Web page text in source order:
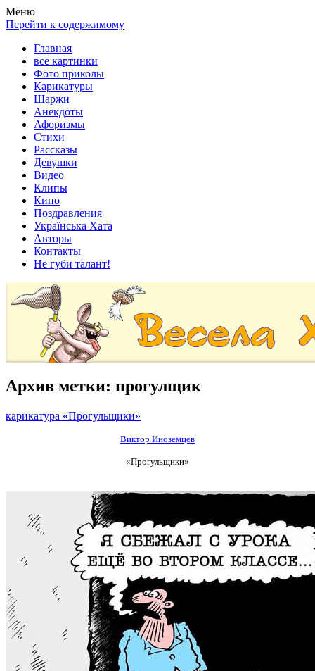
Весела хата — прикольные картинки, смешные истории,
клипы!
Покажем всем ваши фото приколы, карикатуры, шаржи, стихи,
рассказы, видео и песни!
Меню
Перейти к содержимому
Главная
все картинки
Фото приколы
Карикатуры
Шаржи
Анекдоты
Афоризмы
Стихи
Рассказы
Девушки
Видео
Клипы
Кино
Поздравления
Українська Хата
Авторы
Контакты
Не губи талант!
Архив метки: прогулщик
карикатура «Прогульщики»
Виктор Иноземцев
«Прогульщики»